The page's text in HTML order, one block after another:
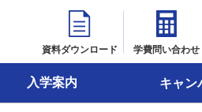
資料ダウンロード 学費問い合わせ
入学案内 キャン